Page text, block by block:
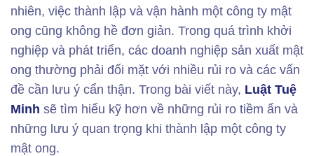
nhiên, việc thành lập và vận hành một công ty mật
ong cũng không hề đơn giản. Trong quá trình khởi
nghiệp và phát triển, các doanh nghiệp sản xuất mật
ong thường phải đối mặt với nhiều rủi ro và các vấn
đề cần lưu ý cẩn thận. Trong bài viết này, Luật Tuệ
Minh sẽ tìm hiểu kỹ hơn về những rủi ro tiềm ẩn và
những lưu ý quan trọng khi thành lập một công ty
mật ong.